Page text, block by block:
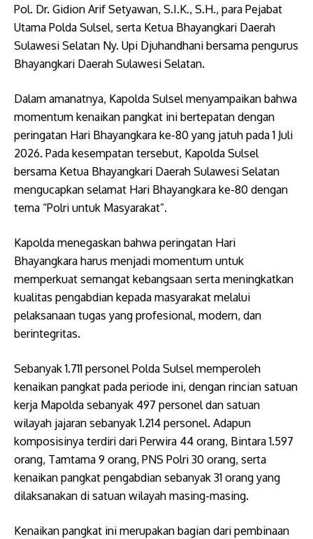
Pol. Dr. Gidion Arif Setyawan, S.I.K., S.H., para Pejabat
Utama Polda Sulsel, serta Ketua Bhayangkari Daerah
Sulawesi Selatan Ny. Upi Djuhandhani bersama pengurus
Bhayangkari Daerah Sulawesi Selatan.
Dalam amanatnya, Kapolda Sulsel menyampaikan bahwa
momentum kenaikan pangkat ini bertepatan dengan
peringatan Hari Bhayangkara ke-80 yang jatuh pada 1 Juli
2026. Pada kesempatan tersebut, Kapolda Sulsel
bersama Ketua Bhayangkari Daerah Sulawesi Selatan
mengucapkan selamat Hari Bhayangkara ke-80 dengan
tema “Polri untuk Masyarakat”.
Kapolda menegaskan bahwa peringatan Hari
Bhayangkara harus menjadi momentum untuk
memperkuat semangat kebangsaan serta meningkatkan
kualitas pengabdian kepada masyarakat melalui
pelaksanaan tugas yang profesional, modern, dan
berintegritas.
Sebanyak 1.711 personel Polda Sulsel memperoleh
kenaikan pangkat pada periode ini, dengan rincian satuan
kerja Mapolda sebanyak 497 personel dan satuan
wilayah jajaran sebanyak 1.214 personel. Adapun
komposisinya terdiri dari Perwira 44 orang, Bintara 1.597
orang, Tamtama 9 orang, PNS Polri 30 orang, serta
kenaikan pangkat pengabdian sebanyak 31 orang yang
dilaksanakan di satuan wilayah masing-masing.
Kenaikan pangkat ini merupakan bagian dari pembinaan